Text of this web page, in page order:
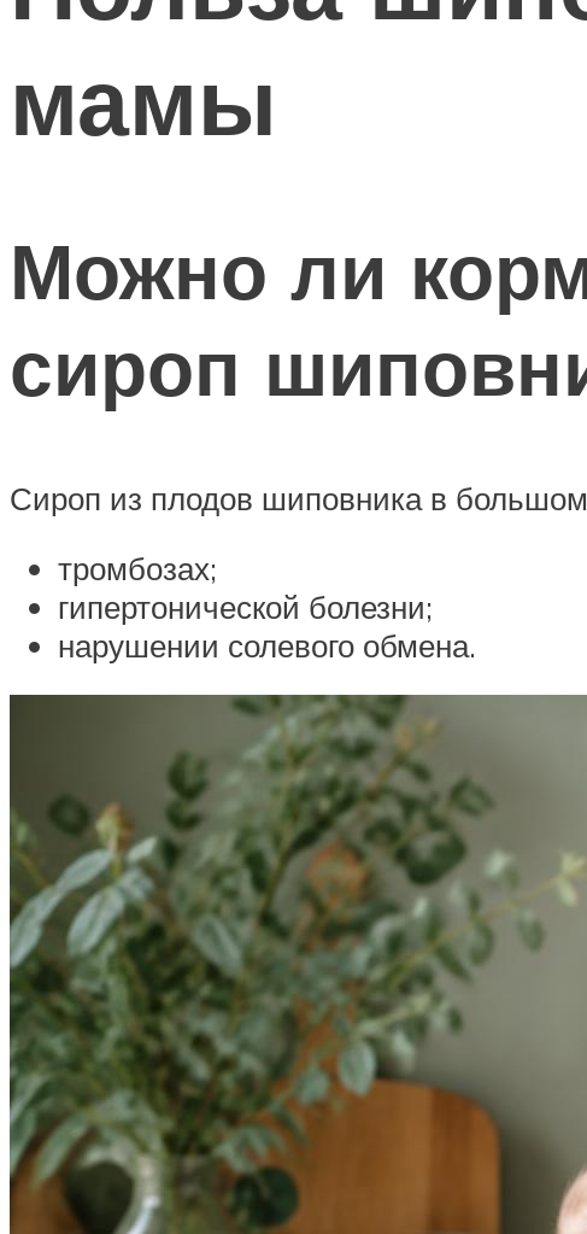
мамы
Можно ли
сироп
Сироп из плодов шиповника в большом
тромбозах;
гипертонической болезни;
нарушении солевого обмена.